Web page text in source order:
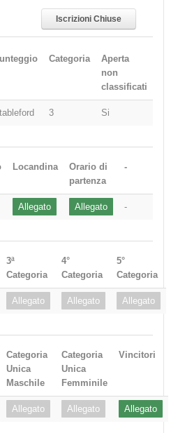
Iscrizioni Chiuse
Categoria
Aperta
non
classificati
3 Si
Locandina
Orario di
partenza
-
Allegato Allegato -
3ª
Categoria
4°
Categoria
5°
Categoria
Allegato Allegato Allegato
Categoria
Unica
Maschile
Categoria
Unica
Femminile
Vincitori
Allegato Allegato Allegato